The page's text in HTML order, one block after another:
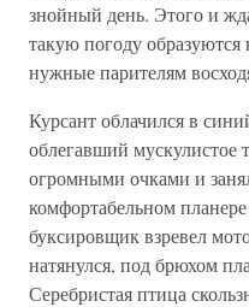
знойный день. Этого и
такую погоду
нужные парителям
Курсант облачился в
облегавший
огромными очками и
комфортабельном
буксировщик взревел
натянулся, под брюхом
Серебристая птица